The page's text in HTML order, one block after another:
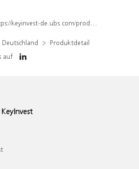
de.ubs.com/produkt/detail/index/isin/DE000UQ8T7P2
Deutschland
Produktdetail
auf